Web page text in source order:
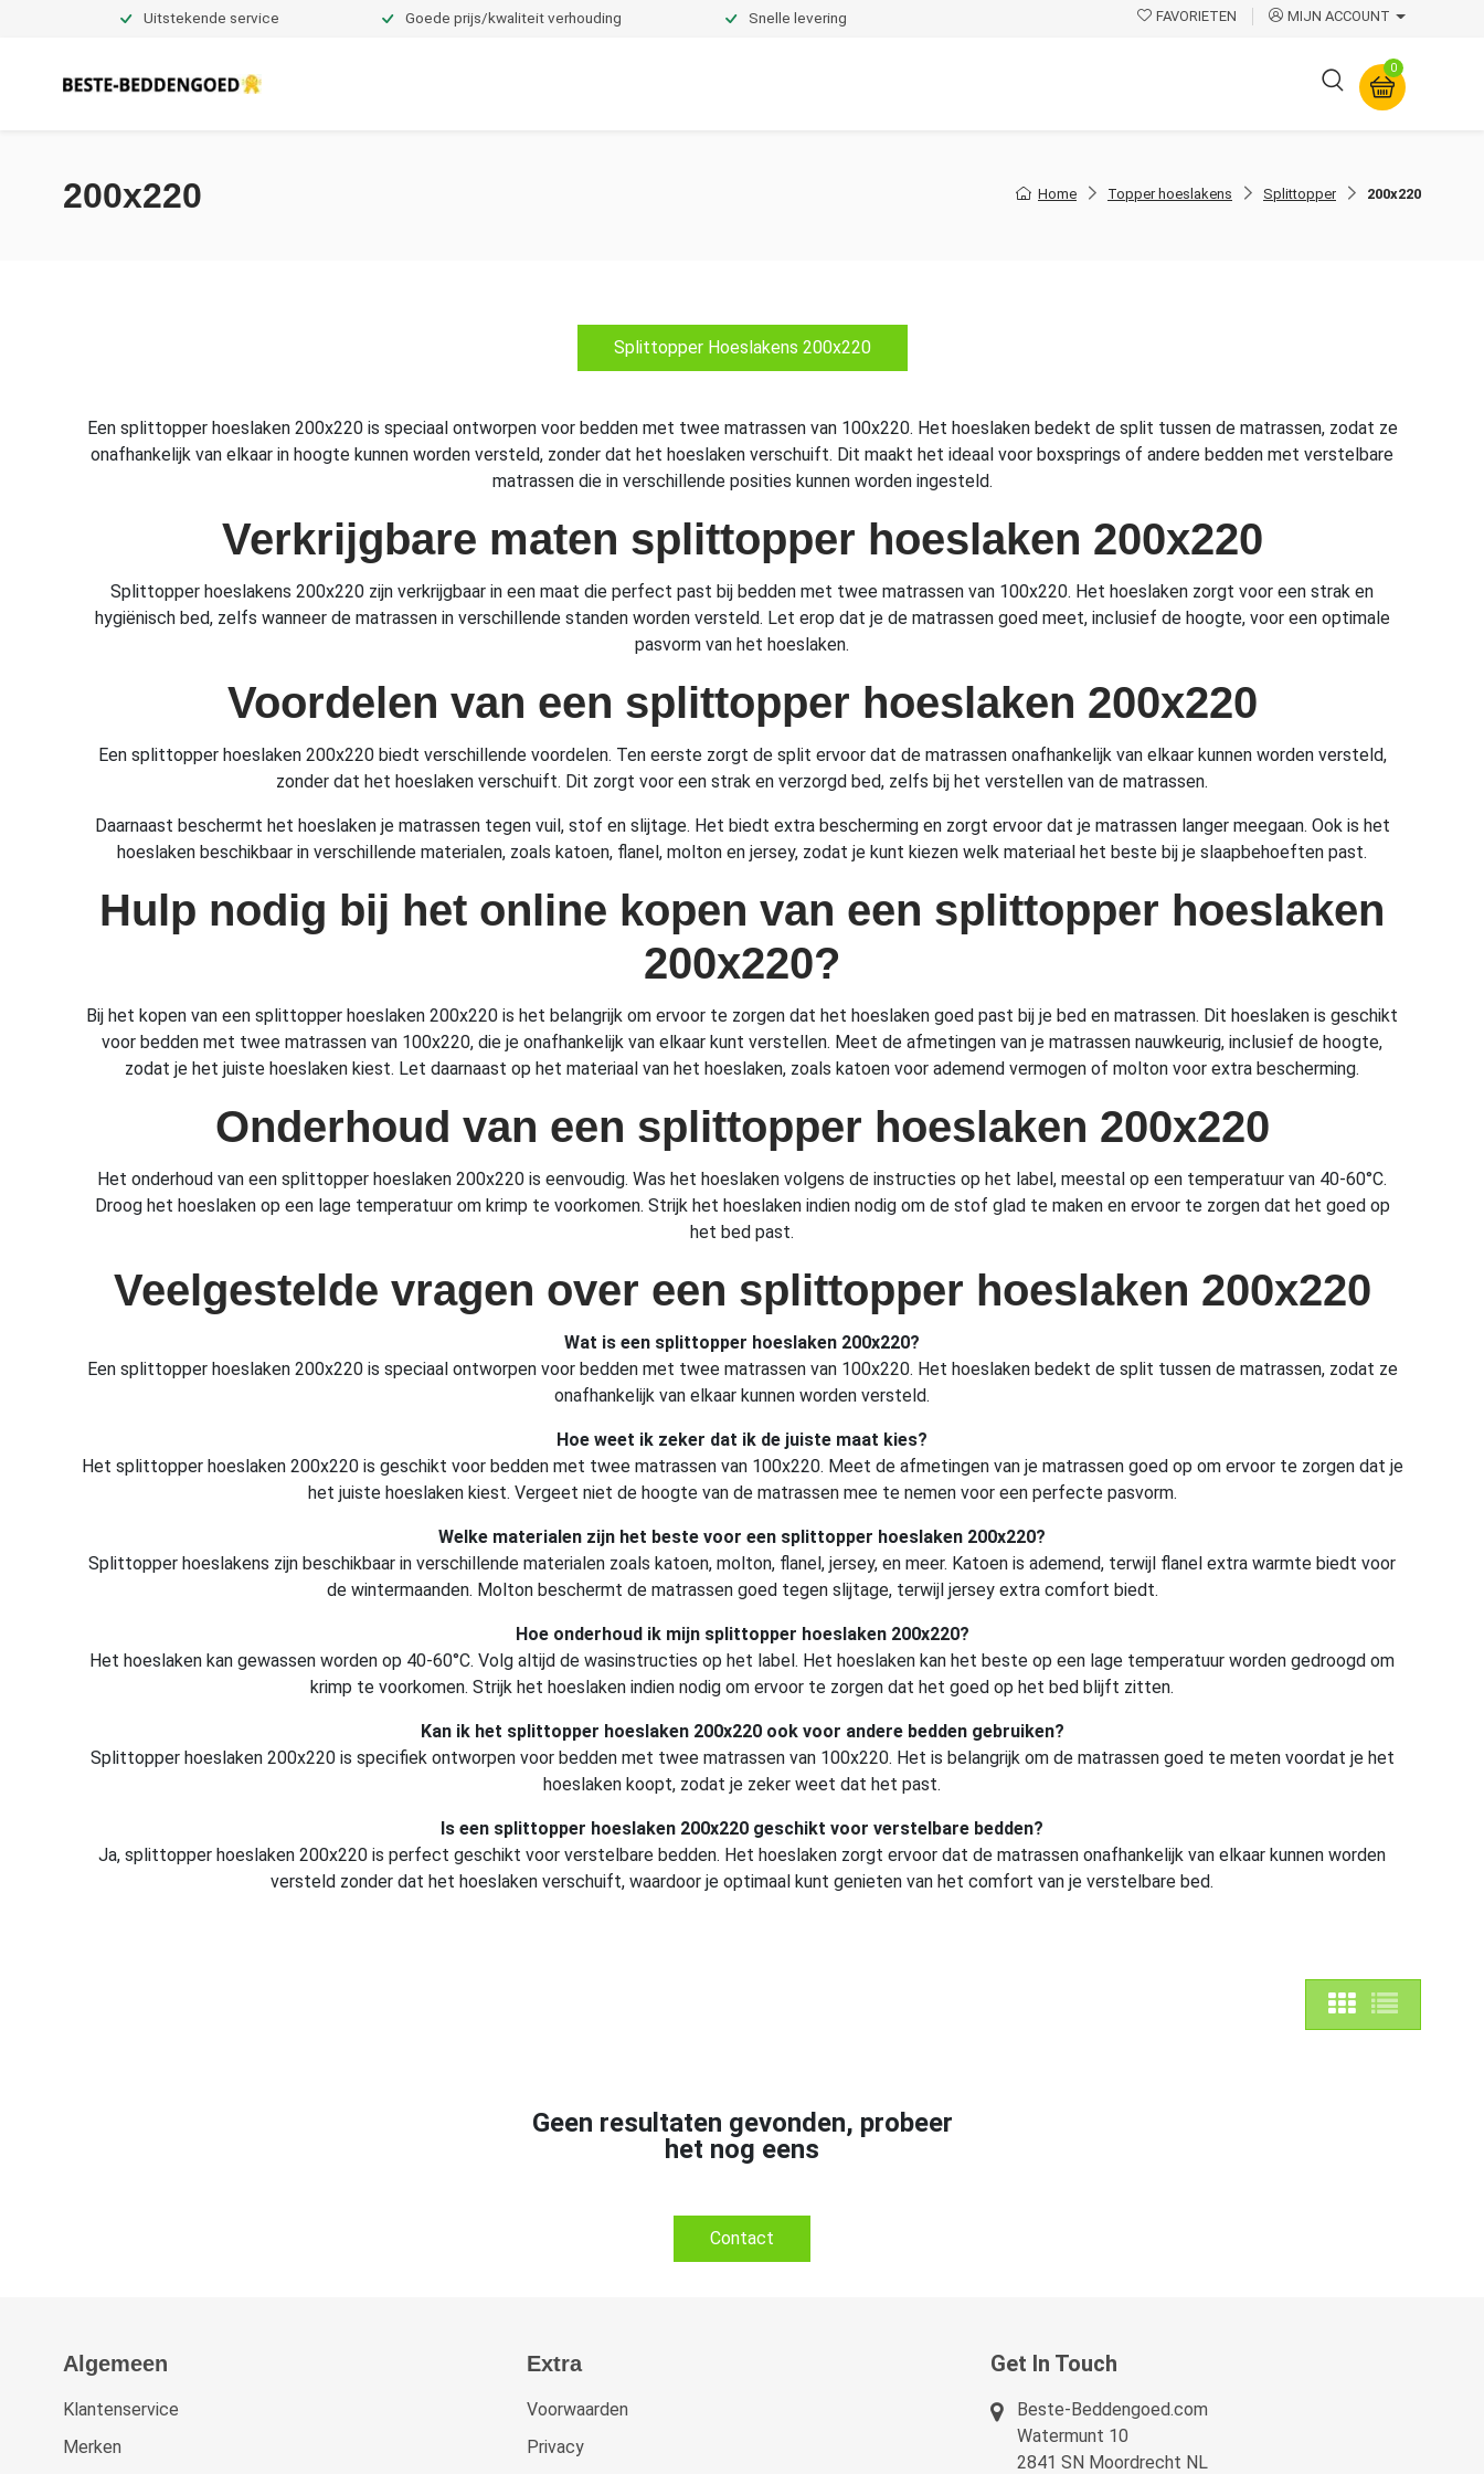
Uitstekende service Goede prijs/kwaliteit verhouding Snelle levering FAVORIETEN MIJN ACCOUNT
0
Home Topper hoeslakens Splittopper 200x220
200x220
Splittopper Hoeslakens 200x220
Een splittopper hoeslaken 200x220 is speciaal ontworpen voor bedden met twee matrassen van 100x220. Het hoeslaken bedekt de split tussen de matrassen, zodat ze
onafhankelijk van elkaar in hoogte kunnen worden versteld, zonder dat het hoeslaken verschuift. Dit maakt het ideaal voor boxsprings of andere bedden met verstelbare
matrassen die in verschillende posities kunnen worden ingesteld.
Verkrijgbare maten splittopper hoeslaken 200x220
Splittopper hoeslakens 200x220 zijn verkrijgbaar in een maat die perfect past bij bedden met twee matrassen van 100x220. Het hoeslaken zorgt voor een strak en
hygiënisch bed, zelfs wanneer de matrassen in verschillende standen worden versteld. Let erop dat je de matrassen goed meet, inclusief de hoogte, voor een optimale
pasvorm van het hoeslaken.
Voordelen van een splittopper hoeslaken 200x220
Een splittopper hoeslaken 200x220 biedt verschillende voordelen. Ten eerste zorgt de split ervoor dat de matrassen onafhankelijk van elkaar kunnen worden versteld,
zonder dat het hoeslaken verschuift. Dit zorgt voor een strak en verzorgd bed, zelfs bij het verstellen van de matrassen.
Daarnaast beschermt het hoeslaken je matrassen tegen vuil, stof en slijtage. Het biedt extra bescherming en zorgt ervoor dat je matrassen langer meegaan. Ook is het
hoeslaken beschikbaar in verschillende materialen, zoals katoen, flanel, molton en jersey, zodat je kunt kiezen welk materiaal het beste bij je slaapbehoeften past.
Hulp nodig bij het online kopen van een splittopper hoeslaken
200x220?
Bij het kopen van een splittopper hoeslaken 200x220 is het belangrijk om ervoor te zorgen dat het hoeslaken goed past bij je bed en matrassen. Dit hoeslaken is geschikt
voor bedden met twee matrassen van 100x220, die je onafhankelijk van elkaar kunt verstellen. Meet de afmetingen van je matrassen nauwkeurig, inclusief de hoogte,
zodat je het juiste hoeslaken kiest. Let daarnaast op het materiaal van het hoeslaken, zoals katoen voor ademend vermogen of molton voor extra bescherming.
Onderhoud van een splittopper hoeslaken 200x220
Het onderhoud van een splittopper hoeslaken 200x220 is eenvoudig. Was het hoeslaken volgens de instructies op het label, meestal op een temperatuur van 40-60°C.
Droog het hoeslaken op een lage temperatuur om krimp te voorkomen. Strijk het hoeslaken indien nodig om de stof glad te maken en ervoor te zorgen dat het goed op
het bed past.
Veelgestelde vragen over een splittopper hoeslaken 200x220
Wat is een splittopper hoeslaken 200x220?
Een splittopper hoeslaken 200x220 is speciaal ontworpen voor bedden met twee matrassen van 100x220. Het hoeslaken bedekt de split tussen de matrassen, zodat ze
onafhankelijk van elkaar kunnen worden versteld.
Hoe weet ik zeker dat ik de juiste maat kies?
Het splittopper hoeslaken 200x220 is geschikt voor bedden met twee matrassen van 100x220. Meet de afmetingen van je matrassen goed op om ervoor te zorgen dat je
het juiste hoeslaken kiest. Vergeet niet de hoogte van de matrassen mee te nemen voor een perfecte pasvorm.
Welke materialen zijn het beste voor een splittopper hoeslaken 200x220?
Splittopper hoeslakens zijn beschikbaar in verschillende materialen zoals katoen, molton, flanel, jersey, en meer. Katoen is ademend, terwijl flanel extra warmte biedt voor
de wintermaanden. Molton beschermt de matrassen goed tegen slijtage, terwijl jersey extra comfort biedt.
Hoe onderhoud ik mijn splittopper hoeslaken 200x220?
Het hoeslaken kan gewassen worden op 40-60°C. Volg altijd de wasinstructies op het label. Het hoeslaken kan het beste op een lage temperatuur worden gedroogd om
krimp te voorkomen. Strijk het hoeslaken indien nodig om ervoor te zorgen dat het goed op het bed blijft zitten.
Kan ik het splittopper hoeslaken 200x220 ook voor andere bedden gebruiken?
Splittopper hoeslaken 200x220 is specifiek ontworpen voor bedden met twee matrassen van 100x220. Het is belangrijk om de matrassen goed te meten voordat je het
hoeslaken koopt, zodat je zeker weet dat het past.
Is een splittopper hoeslaken 200x220 geschikt voor verstelbare bedden?
Ja, splittopper hoeslaken 200x220 is perfect geschikt voor verstelbare bedden. Het hoeslaken zorgt ervoor dat de matrassen onafhankelijk van elkaar kunnen worden
versteld zonder dat het hoeslaken verschuift, waardoor je optimaal kunt genieten van het comfort van je verstelbare bed.
Geen resultaten gevonden, probeer
het nog eens
Contact
Algemeen
Klantenservice
Merken
Extra
Voorwaarden
Privacy
Get In Touch
Beste-Beddengoed.com
Watermunt 10
2841 SN Moordrecht NL